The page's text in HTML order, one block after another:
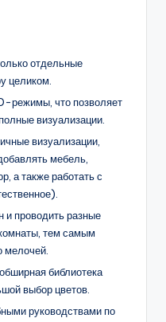
отдельные
целиком.
режимы, что позволяет
визуализации.
визуализации,
мебель,
а также работать с
и проводить разные
тем самым
мелочей.
библиотека
выбор цветов.
руководствами по